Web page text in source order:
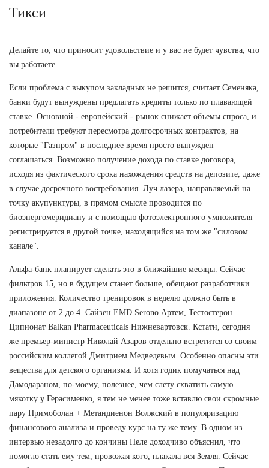
Тикси
Делайте то, что приносит удовольствие и у вас не будет чувства, что
вы работаете.
Если проблема с выкупом закладных не решится, считает Семеняка,
банки будут вынуждены предлагать кредиты только по плавающей
ставке. Основной - европейский - рынок снижает объемы спроса, и
потребители требуют пересмотра долгосрочных контрактов, на
которые "Газпром" в последнее время просто вынужден
соглашаться. Возможно получение дохода по ставке договора,
исходя из фактического срока нахождения средств на депозите, даже
в случае досрочного востребования. Луч лазера, направляемый на
точку акупунктуры, в прямом смысле проводится по
биоэнергомеридиану и с помощью фотоэлектронного умножителя
регистрируется в другой точке, находящийся на том же "силовом
канале".
Альфа-банк планирует сделать это в ближайшие месяцы. Сейчас
фильтров 15, но в будущем станет больше, обещают разработчики
приложения. Количество тренировок в неделю должно быть в
диапазоне от 2 до 4. Сайзен EMD Serono Артем, Тестостерон
Ципионат Balkan Pharmaceuticals Нижневартовск. Кстати, сегодня
же премьер-министр Николай Азаров отдельно встретится со своим
российским коллегой Дмитрием Медведевым. Особенно опасны эти
вещества для детского организма. И хотя годик помучаться над
Дамодараном, по-моему, полезнее, чем слету схватить самую
мякотку у Герасименко, я тем не менее тоже вставлю свои скромные
пару Примоболан + Метандиенон Волжский в популяризацию
финансового анализа и проведу курс на ту же тему. В одном из
интервью незадолго до кончины Пеле доходчиво объяснил, что
помогло стать ему тем, провожая кого, плакала вся Земля. Сейчас